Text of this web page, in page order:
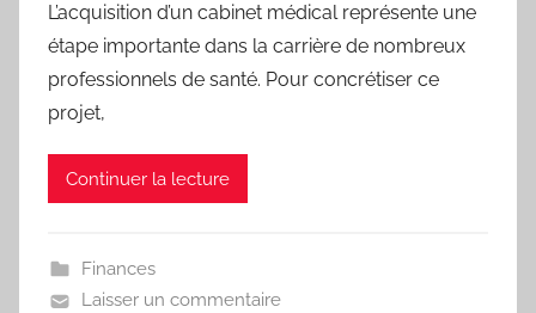
L’acquisition d’un cabinet médical représente une
étape importante dans la carrière de nombreux
professionnels de santé. Pour concrétiser ce
projet,
Continuer la lecture
Finances
Laisser un commentaire